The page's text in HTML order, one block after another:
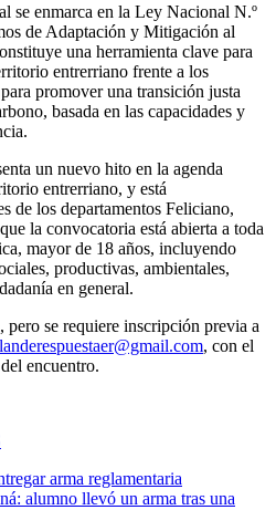
se enmarca en la Ley Nacional N.º
de Adaptación y Mitigación al
una herramienta clave para
entrerriano frente a los
promover una transición justa
basada en las capacidades y
un nuevo hito en la agenda
entrerriano, y está
de los departamentos Feliciano,
la convocatoria está abierta a toda
mayor de 18 años, incluyendo
productivas, ambientales,
en general.
se requiere inscripción previa a
, con el
encuentro.
arma reglamentaria
alumno llevó un arma tras una